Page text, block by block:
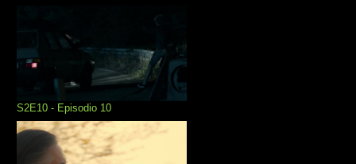
S2E10 - Episodio 10